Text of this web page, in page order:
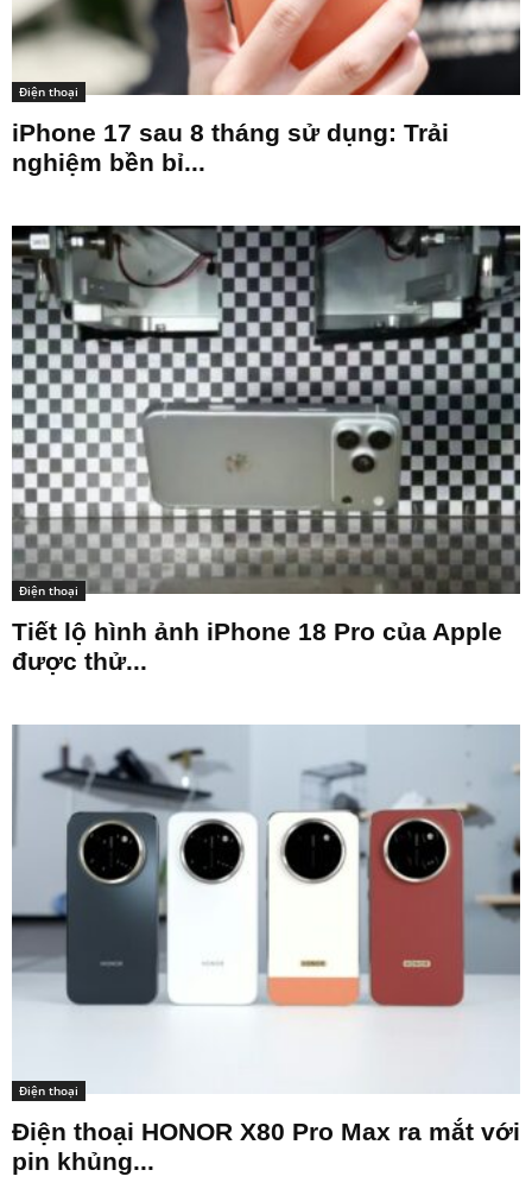
Điện thoại
iPhone 17 sau 8 tháng sử dụng: Trải
nghiệm bền bỉ...
Điện thoại
Tiết lộ hình ảnh iPhone 18 Pro của Apple
được thử...
Điện thoại
Điện thoại HONOR X80 Pro Max ra mắt với
pin khủng...